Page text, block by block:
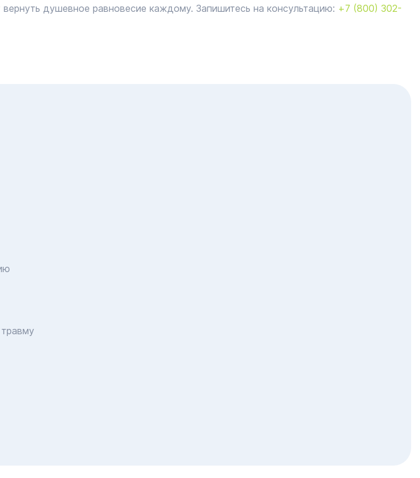
душевное равновесие каждому. Запишитесь на консультацию: +7 (800) 302-